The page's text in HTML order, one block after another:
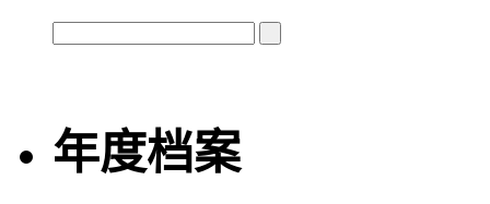
年度档案